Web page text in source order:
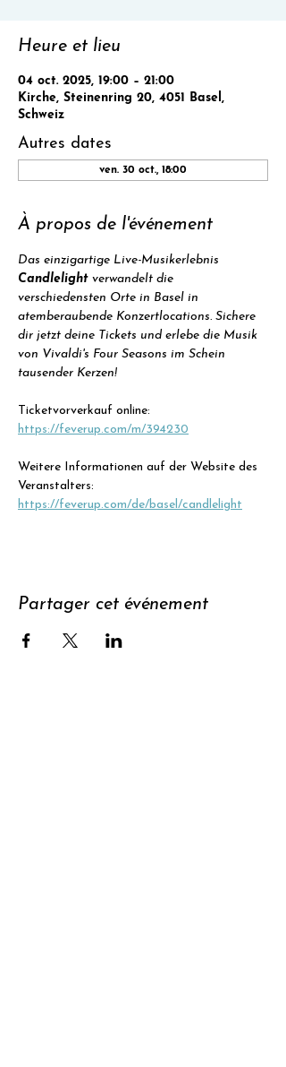
Heure et lieu
04 oct. 2025, 19:00 – 21:00
Kirche, Steinenring 20, 4051 Basel,
Schweiz
Autres dates
ven. 30 oct., 18:00
À propos de l'événement
Das einzigartige Live-Musikerlebnis
Candlelight verwandelt die
verschiedensten Orte in Basel in
atemberaubende Konzertlocations. Sichere
dir jetzt deine Tickets und erlebe die Musik
von Vivaldi's Four Seasons im Schein
tausender Kerzen!
Ticketvorverkauf online:
https://feverup.com/m/394230
Weitere Informationen auf der Website des
Veranstalters:
https://feverup.com/de/basel/candlelight
Partager cet événement